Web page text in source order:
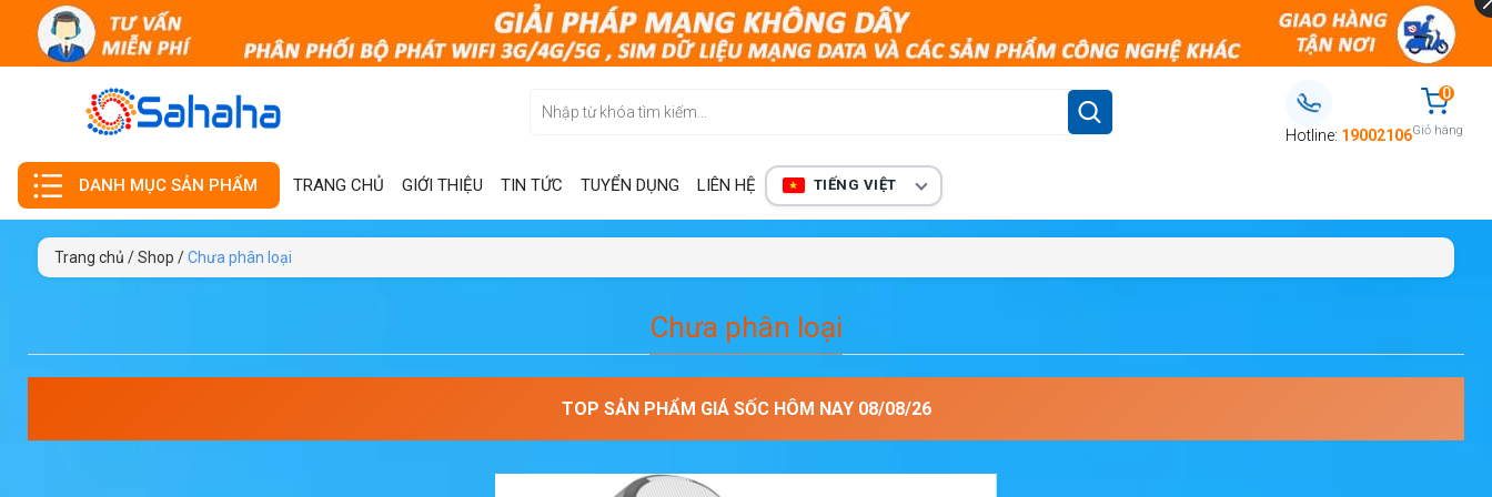
Hotline: 19002106
0
Giỏ hàng
DANH MỤC SẢN PHẨM TRANG CHỦ GIỚI THIỆU TIN TỨC TUYỂN DỤNG LIÊN HỆ TIẾNG VIỆT
Trang chủ /Shop /Chưa phân loại
Chưa phân loại
TOP SẢN PHẨM GIÁ SỐC HÔM NAY 08/08/26